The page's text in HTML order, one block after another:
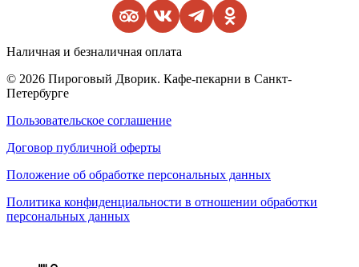
Наличная и безналичная оплата
© 2026 Пироговый Дворик. Кафе-пекарни в Санкт-
Петербурге
Пользовательское соглашение
Договор публичной оферты
Положение об обработке персональных данных
Политика конфиденциальности в отношении обработки
персональных данных